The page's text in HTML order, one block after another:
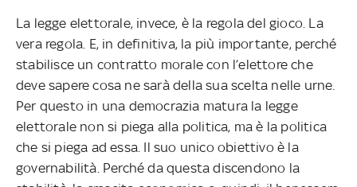
La legge elettorale, invece, è la regola del gioco. La
vera regola. E, in definitiva, la più importante, perché
stabilisce un contratto morale con l’elettore che
deve sapere cosa ne sarà della sua scelta nelle urne.
Per questo in una democrazia matura la legge
elettorale non si piega alla politica, ma è la politica
che si piega ad essa. Il suo unico obiettivo è la
governabilità. Perché da questa discendono la